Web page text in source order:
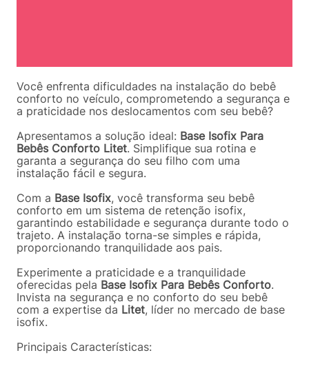
Você enfrenta dificuldades na instalação do bebê
conforto no veículo, comprometendo a segurança e
a praticidade nos deslocamentos com seu bebê?
Apresentamos a solução ideal: Base Isofix Para
Bebês Conforto Litet. Simplifique sua rotina e
garanta a segurança do seu filho com uma
instalação fácil e segura.
Com a Base Isofix, você transforma seu bebê
conforto em um sistema de retenção isofix,
garantindo estabilidade e segurança durante todo o
trajeto. A instalação torna-se simples e rápida,
proporcionando tranquilidade aos pais.
Experimente a praticidade e a tranquilidade
oferecidas pela Base Isofix Para Bebês Conforto.
Invista na segurança e no conforto do seu bebê
com a expertise da Litet, líder no mercado de base
isofix.
Principais Características: